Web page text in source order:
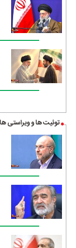
توئیت ها و ویراستی